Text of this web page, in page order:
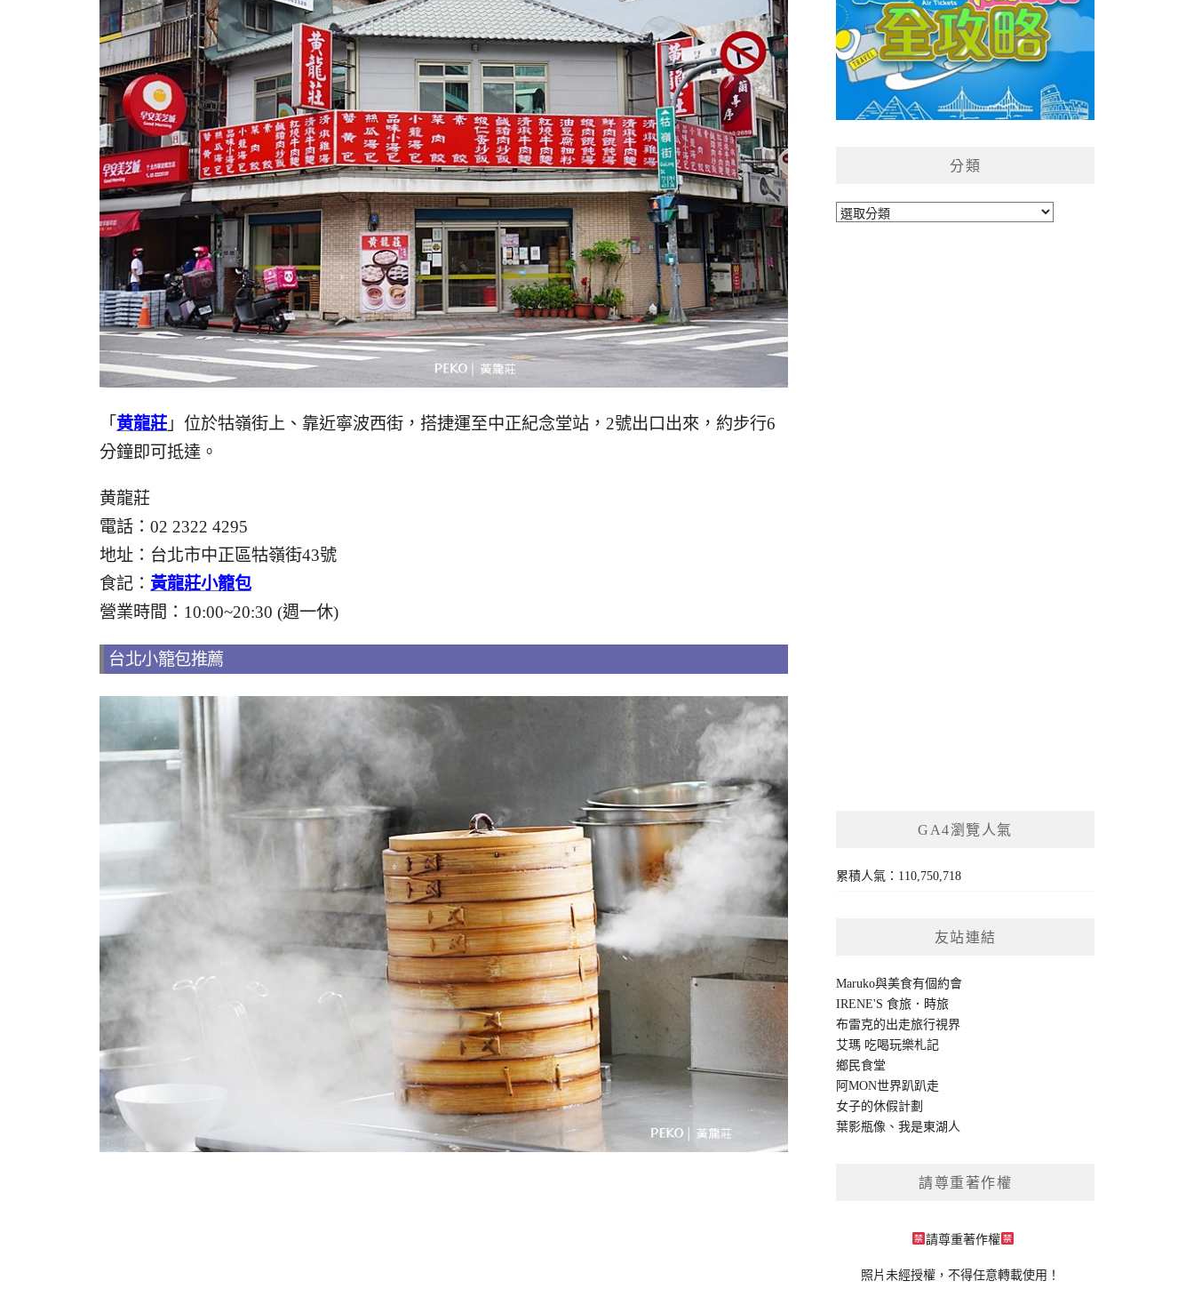
「 黄龍莊 」位於牯嶺街上、靠近寧波西街，搭捷運至中正紀念堂站，2號出口出來，約步行6
分鐘即可抵達。
黄龍莊
電話：02 2322 4295
地址：台北市中正區牯嶺街43號
食記： 黃龍莊小籠包
營業時間：10:00~20:30 (週一休)
台北小籠包推薦
分類
分
GA4瀏覽人氣
累積人氣：110,750,718
友站連結
Maruko與美食有個約會
IRENE'S 食旅．時旅
布雷克的出走旅行視界
艾瑪 吃喝玩樂札記
鄉民食堂
阿MON世界趴趴走
女子的休假計劃
葉影瓶像 、我是東湖人
請尊重著作權
請尊重著作權
照片未經授權，不得任意轉載使用！